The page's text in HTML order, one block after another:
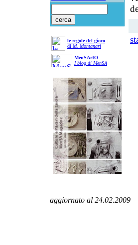
le regole del gioco
di M. Montanari
MenSArIO
I blog di MenSA
aggiornato al 24.02.2009